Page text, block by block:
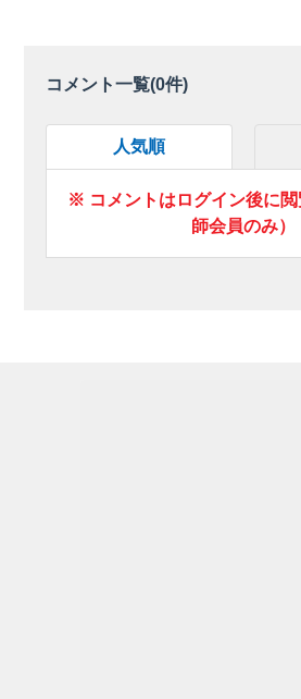
コメント一覧(0件)
人気順
※ コメントはログイン後に
師会員のみ）